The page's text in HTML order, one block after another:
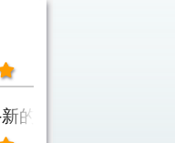
的開始